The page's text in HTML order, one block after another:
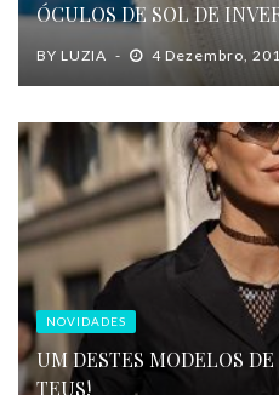
ÓCULOS DE SOL DE
BY LUZIA 4 Dezembro,
NOVIDADES
UM DESTES MODELOS
TEUS!